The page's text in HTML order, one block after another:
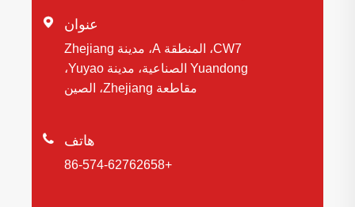
 عنوان
CW7، المنطقة A، مدينة Zhejiang
Yuandong الصناعية، مدينة Yuyao،
مقاطعة Zhejiang، الصين
 هاتف
+86-574-62762658